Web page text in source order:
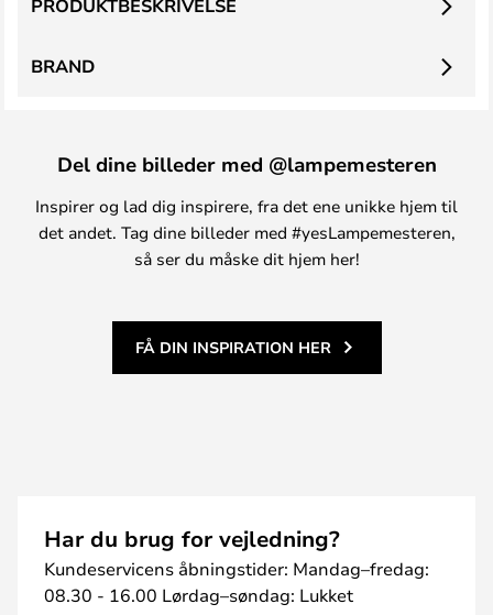
PRODUKTBESKRIVELSE
BRAND
Del dine billeder med @lampemesteren
Inspirer og lad dig inspirere, fra det ene unikke hjem til
det andet. Tag dine billeder med #yesLampemesteren,
så ser du måske dit hjem her!
FÅ DIN INSPIRATION HER
Har du brug for vejledning?
Kundeservicens åbningstider: Mandag–fredag:
08.30 - 16.00 Lørdag–søndag: Lukket